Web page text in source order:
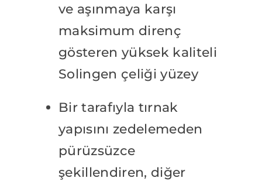
ve aşınmaya karşı
maksimum direnç
gösteren yüksek kaliteli
Solingen çeliği yüzey
Bir tarafıyla tırnak
yapısını zedelemeden
pürüzsüzce
şekillendiren, diğer